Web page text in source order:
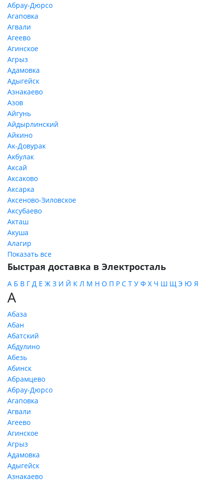
Абрау-Дюрсо
Агаповка
Агвали
Агеево
Агинское
Агрыз
Адамовка
Адыгейск
Азнакаево
Азов
Айгунь
Айдырлинский
Айкино
Ак-Довурак
Акбулак
Аксай
Аксаково
Аксарка
Аксеново-Зиловское
Аксубаево
Акташ
Акуша
Алагир
Показать все
Быстрая доставка в Электросталь
А Б В Г Д Е Ж З И Й К Л М Н О П Р С Т У Ф Х Ч Ш Щ Э Ю Я
А
Абаза
Абан
Абатский
Абдулино
Абезь
Абинск
Абрамцево
Абрау-Дюрсо
Агаповка
Агвали
Агеево
Агинское
Агрыз
Адамовка
Адыгейск
Азнакаево